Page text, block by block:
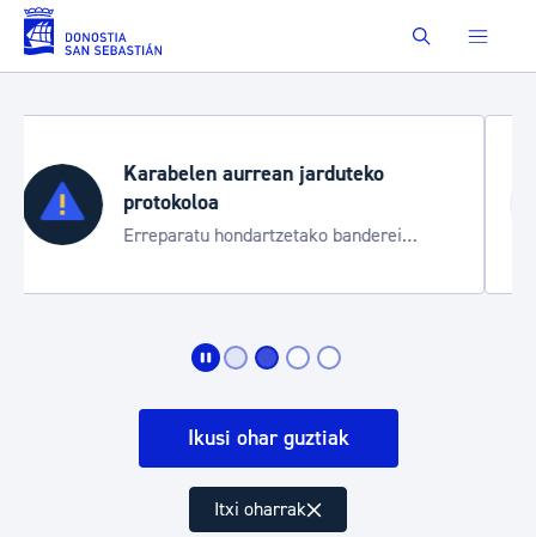
Eduki nagusira joan Buscar
Aste Nagusia 2026
Trafiko mozketak eta garraio zerbitzu
bereziak
Ikusi ohar guztiak
Itxi oharrak